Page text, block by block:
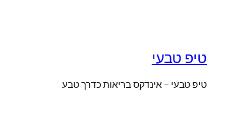
טיפ טבעי
טיפ טבעי – אינדקס בריאות כדרך טבע